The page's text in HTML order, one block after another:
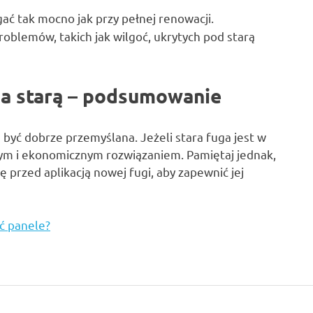
tak mocno jak przy pełnej renowacji.
takich jak wilgoć, ukrytych pod starą
starą – podsumowanie
dobrze przemyślana. Jeżeli stara fuga jest w
i ekonomicznym rozwiązaniem. Pamiętaj jednak,
przed aplikacją nowej fugi, aby zapewnić jej
panele?